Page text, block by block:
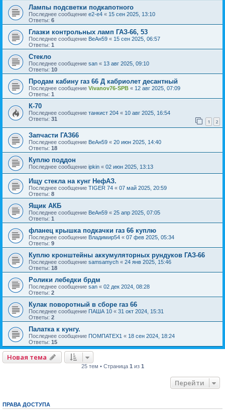
Лампы подсветки подкапотного
Последнее сообщение e2-e4 « 15 сен 2025, 13:10
Ответы: 6
Глазки контрольных ламп ГАЗ-66, 53
Последнее сообщение ВеАн59 « 15 сен 2025, 06:57
Ответы: 1
Стекло
Последнее сообщение san « 13 авг 2025, 09:10
Ответы: 10
Продам кабину газ 66 Д кабриолет десантный
Последнее сообщение Vivanov76-SPB « 12 авг 2025, 07:09
Ответы: 1
К-70
Последнее сообщение танкист 204 « 10 авг 2025, 16:54
Ответы: 31 1 2
Запчасти ГАЗ66
Последнее сообщение ВеАн59 « 20 июн 2025, 14:40
Ответы: 18
Куплю поддон
Последнее сообщение ipkin « 02 июн 2025, 13:13
Ищу стекла на кунг НефАЗ.
Последнее сообщение TIGER 74 « 07 май 2025, 20:59
Ответы: 8
Ящик АКБ
Последнее сообщение ВеАн59 « 25 апр 2025, 07:05
Ответы: 1
фланец крышка подкачки газ 66 куплю
Последнее сообщение Владимир54 « 07 фев 2025, 05:34
Ответы: 9
Куплю кронштейны аккумуляторных рундуков ГАЗ-66
Последнее сообщение samsamych « 24 янв 2025, 15:46
Ответы: 18
Ролики лебедки брдм
Последнее сообщение san « 02 дек 2024, 08:28
Ответы: 2
Кулак поворотный в сборе газ 66
Последнее сообщение ПАША 10 « 31 окт 2024, 15:31
Ответы: 2
Палатка к кунгу.
Последнее сообщение ПОМПАТЕХ1 « 18 сен 2024, 18:24
Ответы: 15
Новая тема
25 тем • Страница 1 из 1
Перейти
ПРАВА ДОСТУПА